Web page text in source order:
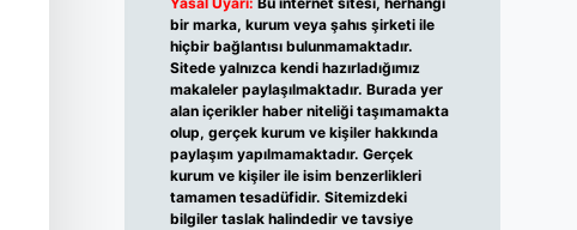
bir marka, kurum veya şahıs şirketi ile
hiçbir bağlantısı bulunmamaktadır.
Sitede yalnızca kendi hazırladığımız
makaleler paylaşılmaktadır. Burada yer
alan içerikler haber niteliği taşımamakta
olup, gerçek kurum ve kişiler hakkında
paylaşım yapılmamaktadır. Gerçek
kurum ve kişiler ile isim benzerlikleri
tamamen tesadüfidir. Sitemizdeki
bilgiler taslak halindedir ve tavsiye